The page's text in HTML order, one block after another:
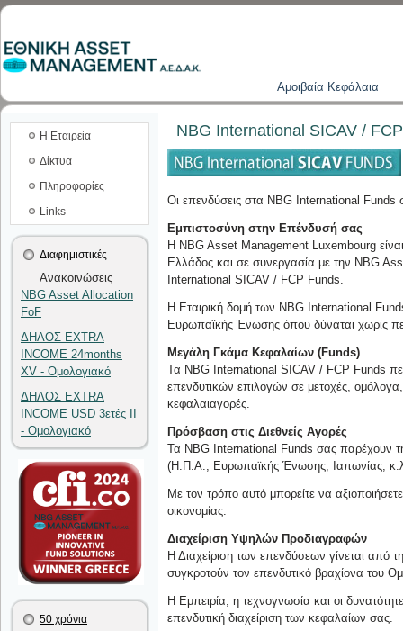
Aμοιβαία Kεφάλαια
Η Εταιρεία
Δίκτυα
Πληροφορίες
Links
Διαφημιστικές
Ανακοινώσεις
NBG Asset Allocation
FoF
ΔΗΛΟΣ EXTRA
INCOME 24months
XV - Ομολογιακό
ΔΗΛΟΣ EXTRA
INCOME USD 3ετές II
- Ομολογιακό
50 χρόνια
NBG International SICAV /
Οι επενδύσεις στα NBG International Funds
Εμπιστοσύνη στην Επένδυσή σας
Η NBG Asset Management Luxembourg είναι
Ελλάδος και σε συνεργασία με την NBG
International SICAV / FCP Funds.
Η Εταιρική δομή των NBG International
Ευρωπαϊκής Ένωσης όπου δύναται χωρίς
Μεγάλη Γκάμα Κεφαλαίων (Funds)
Τα NBG International SICAV / FCP Funds
επενδυτικών επιλογών σε μετοχές,
κεφαλαιαγορές.
Πρόσβαση στις Διεθνείς Αγορές
Τα NBG International Funds σας παρέχουν
(Η.Π.Α., Ευρωπαϊκής Ένωσης, Ιαπωνίας,
Με τον τρόπο αυτό μπορείτε να
οικονομίας.
Διαχείριση Υψηλών Προδιαγραφών
Η Διαχείριση των επενδύσεων γίνεται
συγκροτούν τον επενδυτικό βραχίονα του
Η Εμπειρία, η τεχνογνωσία και οι
επενδυτική διαχείριση των κεφαλαίων σας.